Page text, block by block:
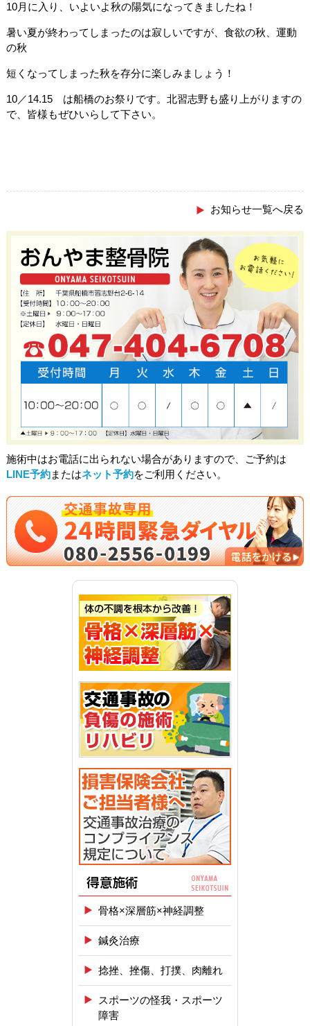
10月に入り、いよいよ秋の陽気になってきましたね！
暑い夏が終わってしまったのは寂しいですが、食欲の秋、運動
の秋
短くなってしまった秋を存分に楽しみましょう！
10／14.15 は船橋のお祭りです。北習志野も盛り上がりますの
で、皆様もぜひいらして下さい。
お知らせ一覧へ戻る
施術中はお電話に出られない場合がありますので、ご予約は
LINE予約またはネット予約をご利用ください。
骨格×深層筋×神経調整
鍼灸治療
捻挫、挫傷、打撲、肉離れ
スポーツの怪我・スポーツ
障害